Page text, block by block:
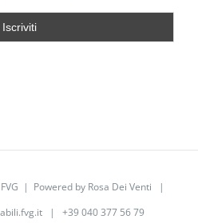
| Powered by Rosa Dei Venti |
| +39 040 377 56 79